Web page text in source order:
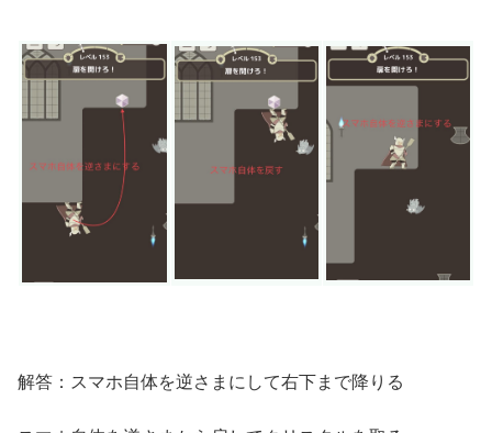
解答：スマホ自体を逆さまにして右下まで降りる